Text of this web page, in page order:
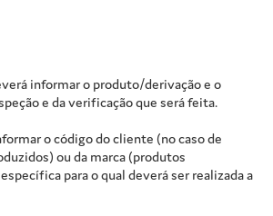
informar o produto/derivação e o
e da verificação que será feita.
o código do cliente (no caso de
ou da marca (produtos
para o qual deverá ser realizada a